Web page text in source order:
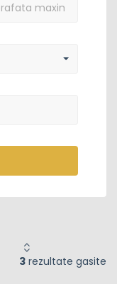
3 rezultate gasite